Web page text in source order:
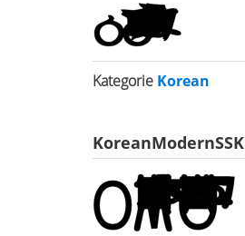
Kategorie Korean
KoreanModernSSK